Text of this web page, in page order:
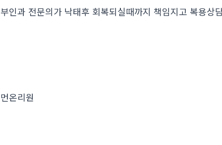
인과 전문의가 낙태후 회복되실때까지 책임지고 복용상
온리원